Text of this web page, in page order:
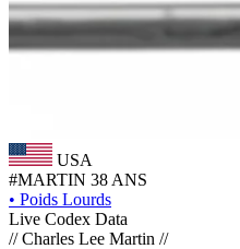
USA
#MARTIN 38 ANS
• Poids Lourds
Live Codex Data
// Charles Lee Martin //